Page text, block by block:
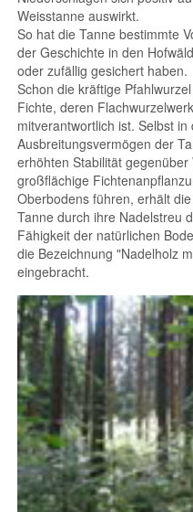
Weisstanne auswirkt.
So hat die Tanne bestimmte
der Geschichte in den
oder zufällig gesichert haben.
Schon die kräftige
Fichte, deren
mitverantwortlich ist. Selbst
Ausbreitungsvermögen der
erhöhten Stabilität
großflächige
Oberbodens führen, erhält
Tanne durch ihre Nadelstreu
Fähigkeit der natürlichen
die Bezeichnung "Nadelholz
eingebracht.